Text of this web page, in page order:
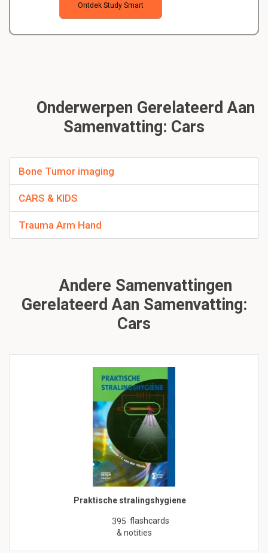
Ontdek Study Smart
Onderwerpen Gerelateerd Aan
Samenvatting: Cars
Bone Tumor imaging
CARS & KIDS
Trauma Arm Hand
Andere Samenvattingen
Gerelateerd Aan Samenvatting:
Cars
Praktische stralingshygiene
395 flashcards
& notities